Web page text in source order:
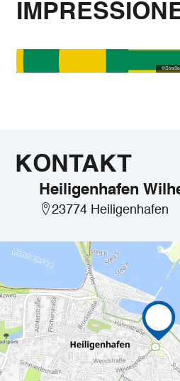
©
KONTAKT
Heiligenhafen
23774 Heiligenhafen